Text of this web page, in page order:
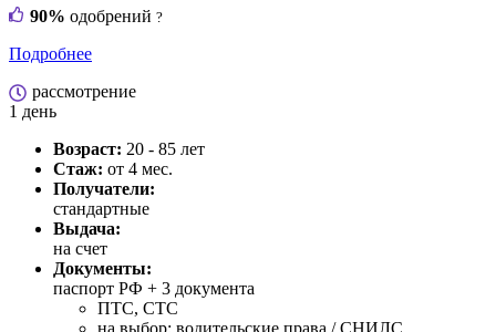
90% одобрений ?
Подробнее
рассмотрение
1 день
Возраст: 20 - 85 лет
Стаж: от 4 мес.
Получатели:
стандартные
Выдача:
на счет
Документы:
паспорт РФ + 3 документа
ПТС, СТС
на выбор: водительские права / СНИЛС